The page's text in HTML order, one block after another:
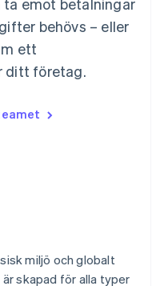
ta emot betalningar
behövs – eller
ett
ditt företag.
miljö och globalt
skapad för alla typer